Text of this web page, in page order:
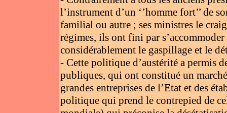
l’instrument d’un ‘’homme fort’’ de
familial ou autre ; ses ministres le
régimes, ils ont fini par
considérablement le gaspillage et le
- Cette politique d’austérité a permis
publiques, qui ont constitué un
grandes entreprises de l’Etat et des
politique qui prend le contrepied de